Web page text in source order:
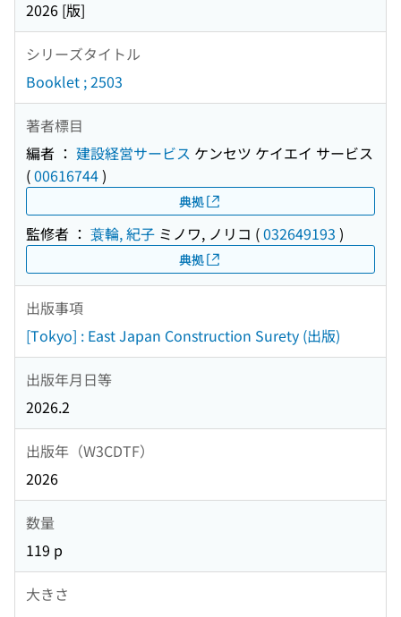
2026 [版]
シリーズタイトル
Booklet ; 2503
著者標目
編者 ： 建設経営サービス ケンセツ ケイエイ サービス
(00616744)
典拠
監修者 ： 蓑輪, 紀子 ミノワ, ノリコ (032649193 )
典拠
出版事項
[Tokyo] : East Japan Construction Surety (出版)
出版年月日等
2026.2
出版年（W3CDTF）
2026
数量
119 p
大きさ